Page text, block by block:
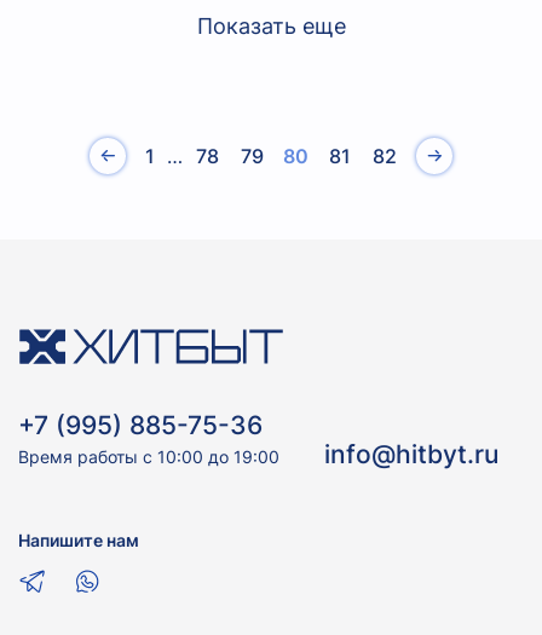
Показать еще
1 … 78 79 80 81 82
+7 (995) 885-75-36
Время работы с 10:00 до 19:00 info@hitbyt.ru
Напишите нам